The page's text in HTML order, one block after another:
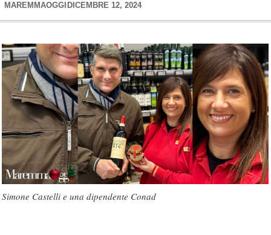
MAREMMAOGGI DICEMBRE 12, 2024
Simone Castelli e una dipendente Conad